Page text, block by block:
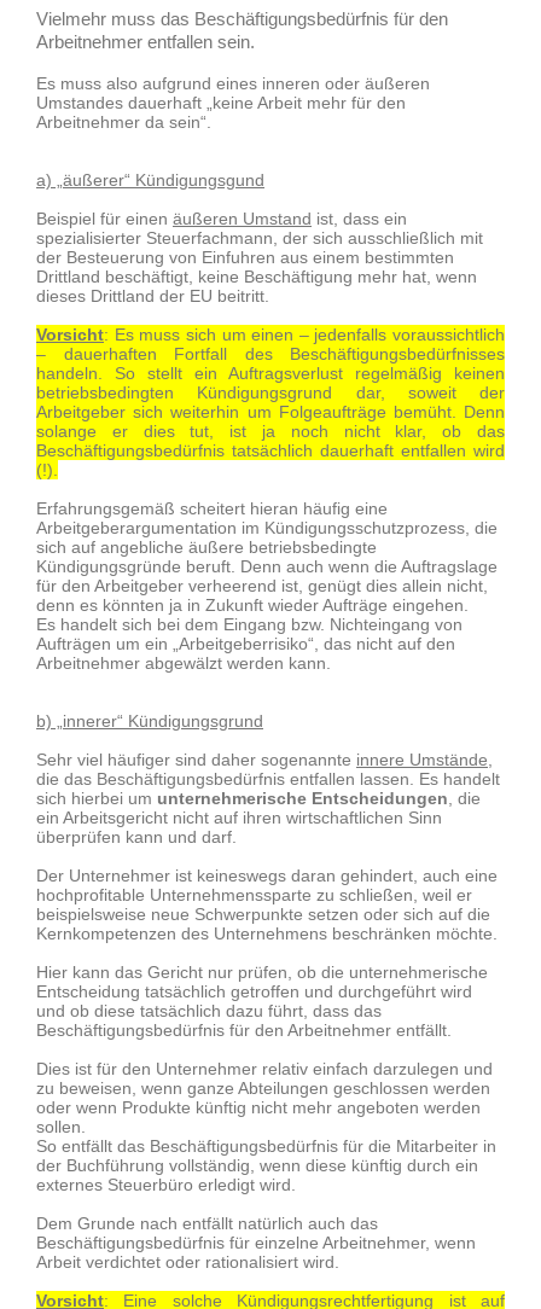
Vielmehr muss das Beschäftigungsbedürfnis für den
Arbeitnehmer entfallen sein.
Es muss also aufgrund eines inneren oder äußeren
Umstandes dauerhaft „keine Arbeit mehr für den
Arbeitnehmer da sein“.
a) „äußerer“ Kündigungsgund
Beispiel für einen äußeren Umstand ist, dass ein
spezialisierter Steuerfachmann, der sich ausschließlich mit
der Besteuerung von Einfuhren aus einem bestimmten
Drittland beschäftigt, keine Beschäftigung mehr hat, wenn
dieses Drittland der EU beitritt.
Vorsicht: Es muss sich um einen – jedenfalls voraussichtlich
– dauerhaften Fortfall des Beschäftigungsbedürfnisses
handeln. So stellt ein Auftragsverlust regelmäßig keinen
betriebsbedingten Kündigungsgrund dar, soweit der
Arbeitgeber sich weiterhin um Folgeaufträge bemüht. Denn
solange er dies tut, ist ja noch nicht klar, ob das
Beschäftigungsbedürfnis tatsächlich dauerhaft entfallen wird
(!).
Erfahrungsgemäß scheitert hieran häufig eine
Arbeitgeberargumentation im Kündigungsschutzprozess, die
sich auf angebliche äußere betriebsbedingte
Kündigungsgründe beruft. Denn auch wenn die Auftragslage
für den Arbeitgeber verheerend ist, genügt dies allein nicht,
denn es könnten ja in Zukunft wieder Aufträge eingehen.
Es handelt sich bei dem Eingang bzw. Nichteingang von
Aufträgen um ein „Arbeitgeberrisiko“, das nicht auf den
Arbeitnehmer abgewälzt werden kann.
b) „innerer“ Kündigungsgrund
Sehr viel häufiger sind daher sogenannte innere Umstände,
die das Beschäftigungsbedürfnis entfallen lassen. Es handelt
sich hierbei um unternehmerische Entscheidungen, die
ein Arbeitsgericht nicht auf ihren wirtschaftlichen Sinn
überprüfen kann und darf.
Der Unternehmer ist keineswegs daran gehindert, auch eine
hochprofitable Unternehmenssparte zu schließen, weil er
beispielsweise neue Schwerpunkte setzen oder sich auf die
Kernkompetenzen des Unternehmens beschränken möchte.
Hier kann das Gericht nur prüfen, ob die unternehmerische
Entscheidung tatsächlich getroffen und durchgeführt wird
und ob diese tatsächlich dazu führt, dass das
Beschäftigungsbedürfnis für den Arbeitnehmer entfällt.
Dies ist für den Unternehmer relativ einfach darzulegen und
zu beweisen, wenn ganze Abteilungen geschlossen werden
oder wenn Produkte künftig nicht mehr angeboten werden
sollen.
So entfällt das Beschäftigungsbedürfnis für die Mitarbeiter in
der Buchführung vollständig, wenn diese künftig durch ein
externes Steuerbüro erledigt wird.
Dem Grunde nach entfällt natürlich auch das
Beschäftigungsbedürfnis für einzelne Arbeitnehmer, wenn
Arbeit verdichtet oder rationalisiert wird.
Vorsicht: Eine solche Kündigungsrechtfertigung ist auf